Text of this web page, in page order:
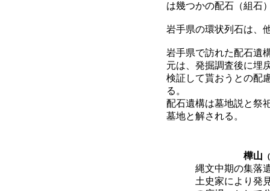
は幾つかの配石（組石
岩手県の環状列石は、
岩手県で訪れた配石遺
元は、発掘調査後に埋
検証して貰おうとの配
る。
配石遺構は墓地説と祭
墓地と解される。
樺山
縄文中期の集落
土史家により発